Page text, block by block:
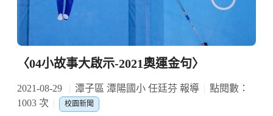
〈04小故事大啟示-2021奧運金句〉
2021-08-29 潭子區 潭陽國小 任廷芬 報導
點閱數：
1003 次
校園新聞